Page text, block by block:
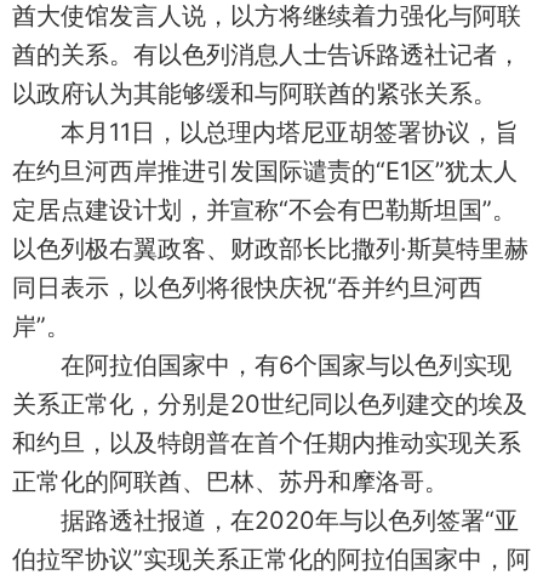
酋大使馆发言人说，以方将继续着力强化与阿联
酋的关系。有以色列消息人士告诉路透社记者，
以政府认为其能够缓和与阿联酋的紧张关系。
本月11日，以总理内塔尼亚胡签署协议，旨
在约旦河西岸推进引发国际谴责的“E1区”犹太人
定居点建设计划，并宣称“不会有巴勒斯坦国”。
以色列极右翼政客、财政部长比撒列·斯莫特里赫
同日表示，以色列将很快庆祝“吞并约旦河西
岸”。
在阿拉伯国家中，有6个国家与以色列实现
关系正常化，分别是20世纪同以色列建交的埃及
和约旦，以及特朗普在首个任期内推动实现关系
正常化的阿联酋、巴林、苏丹和摩洛哥。
据路透社报道，在2020年与以色列签署“亚
伯拉罕协议”实现关系正常化的阿拉伯国家中，阿